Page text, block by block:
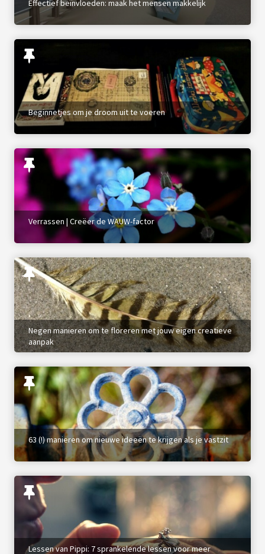
Effectief beïnvloeden: maak het mensen makkelijk
Beginnetjes om je droom uit te voeren
Verrassen | Creëer de WAUW-factor
Negen manieren om te floreren met jouw eigen creatieve
aanpak
63 (!) manieren om nieuwe ideeën te krijgen als je vastzit
Lessen van Pippi: 7 sprankelende lessen voor meer